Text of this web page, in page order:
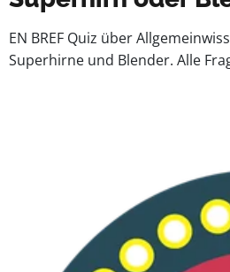
EN BREF Quiz über
Superhirne und Blender. Alle